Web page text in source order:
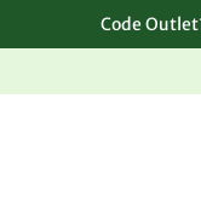
Code